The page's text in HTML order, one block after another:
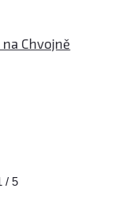
na Chvojně
/ 5